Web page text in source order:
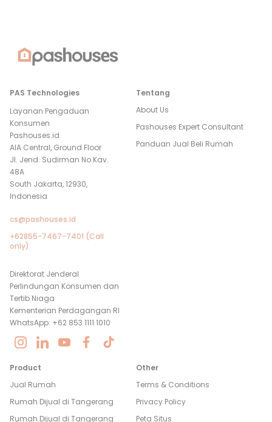
PAS Technologies
Layanan Pengaduan
Konsumen
Pashouses.id
AIA Central, Ground Floor
Jl. Jend. Sudirman No.Kav.
48A
South Jakarta, 12930,
Indonesia
cs@pashouses.id
+62855-7467-7401 (Call
only)
Direktorat Jenderal
Perlindungan Konsumen dan
Tertib Niaga
Kementerian Perdagangan RI
WhatsApp: +62 853 1111 1010
Tentang
About Us
Pashouses Expert Consultant
Panduan Jual Beli Rumah
Product
Jual Rumah
Rumah Dijual di Tangerang
Rumah Dijual di Tangerang
Other
Terms & Conditions
Privacy Policy
Peta Situs